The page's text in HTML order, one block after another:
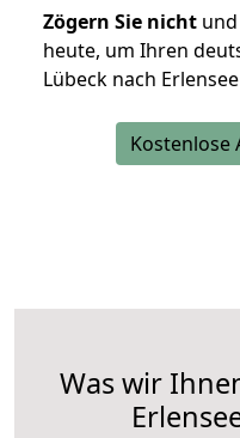
Zögern Sie nicht
heute, um Ihren
Lübeck nach
Kostenlose
Was wir